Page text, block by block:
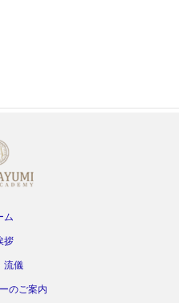
ム
拶
流儀
のご案内